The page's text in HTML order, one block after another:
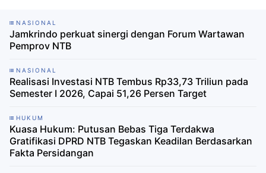
NASIONAL
Jamkrindo perkuat sinergi dengan Forum Wartawan
Pemprov NTB
NASIONAL
Realisasi Investasi NTB Tembus Rp33,73 Triliun pada
Semester I 2026, Capai 51,26 Persen Target
HUKUM
Kuasa Hukum: Putusan Bebas Tiga Terdakwa
Gratifikasi DPRD NTB Tegaskan Keadilan Berdasarkan
Fakta Persidangan